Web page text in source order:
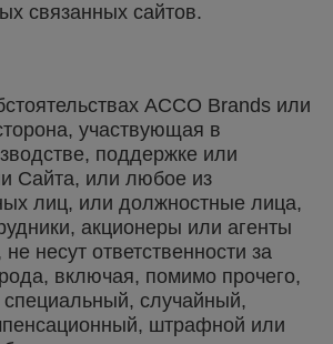
связанных сайтов.
ACCO Brands или
участвующая в
поддержке или
Сайта, или любое из
лиц, или должностные лица,
акционеры или агенты
несут ответственности за
включая, помимо прочего,
случайный,
штрафной или